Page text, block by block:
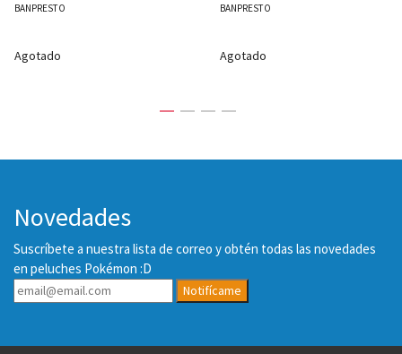
BANPRESTO
Agotado
BANPRESTO
Agotado
Novedades
Suscríbete a nuestra lista de correo y obtén todas las novedades
en peluches Pokémon :D
Notifícame